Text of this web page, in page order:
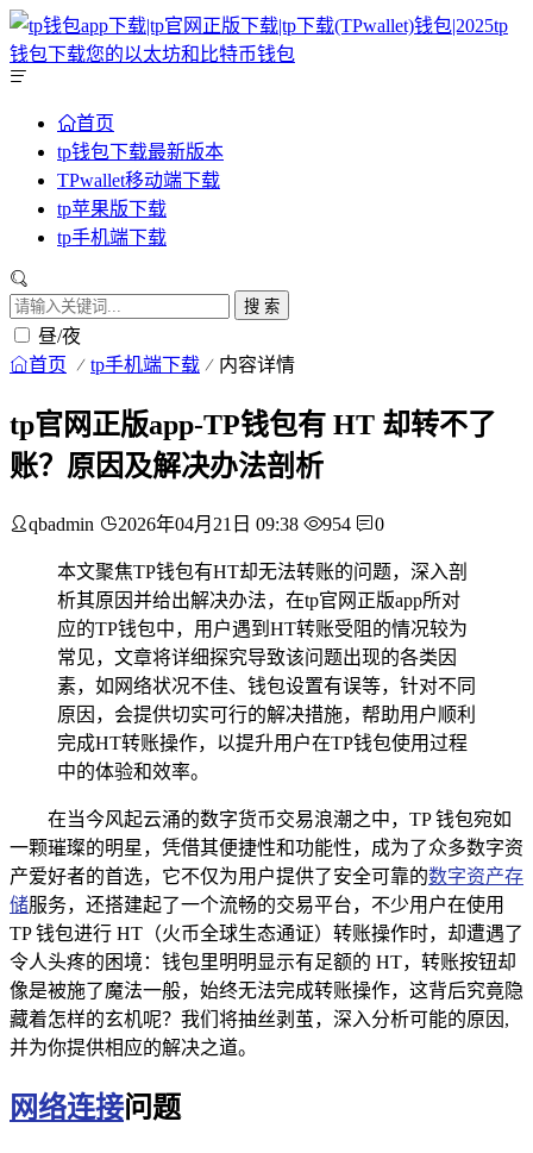
首页
tp钱包下载最新版本
TPwallet移动端下载
tp苹果版下载
tp手机端下载
搜 索
昼/夜
首页 tp手机端下载 内容详情
tp官网正版app-TP钱包有 HT 却转不了
账？原因及解决办法剖析
qbadmin 2026年04月21日 09:38 954 0
本文聚焦TP钱包有HT却无法转账的问题，深入剖
析其原因并给出解决办法，在tp官网正版app所对
应的TP钱包中，用户遇到HT转账受阻的情况较为
常见，文章将详细探究导致该问题出现的各类因
素，如网络状况不佳、钱包设置有误等，针对不同
原因，会提供切实可行的解决措施，帮助用户顺利
完成HT转账操作，以提升用户在TP钱包使用过程
中的体验和效率。
在当今风起云涌的数字货币交易浪潮之中，TP 钱包宛如
一颗璀璨的明星，凭借其便捷性和功能性，成为了众多数字资
产爱好者的首选，它不仅为用户提供了安全可靠的数字资产存
储服务，还搭建起了一个流畅的交易平台，不少用户在使用
TP 钱包进行 HT（火币全球生态通证）转账操作时，却遭遇了
令人头疼的困境：钱包里明明显示有足额的 HT，转账按钮却
像是被施了魔法一般，始终无法完成转账操作，这背后究竟隐
藏着怎样的玄机呢？我们将抽丝剥茧，深入分析可能的原因,
并为你提供相应的解决之道。
网络连接问题